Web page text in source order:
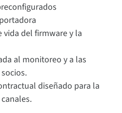
vida del firmware y la
al monitoreo y a las
diseñado para la